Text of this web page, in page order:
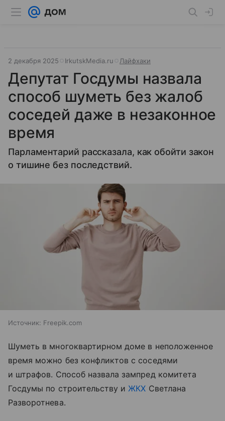
2 декабря 2025 IrkutskMedia.ru Лайфхаки
Депутат Госдумы назвала
способ шуметь без жалоб
соседей даже в незаконное
время
Парламентарий рассказала, как обойти закон
о тишине без последствий.
Источник: Freepik.com
Шуметь в многоквартирном доме в неположенное
время можно без конфликтов с соседями
и штрафов. Способ назвала зампред комитета
Госдумы по строительству иЖКХ Светлана
Разворотнева.